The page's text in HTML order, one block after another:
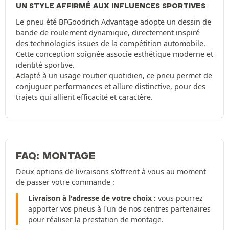
UN STYLE AFFIRMÉ AUX INFLUENCES SPORTIVES
Le pneu été BFGoodrich Advantage adopte un dessin de
bande de roulement dynamique, directement inspiré
des technologies issues de la compétition automobile.
Cette conception soignée associe esthétique moderne et
identité sportive.
Adapté à un usage routier quotidien, ce pneu permet de
conjuguer performances et allure distinctive, pour des
trajets qui allient efficacité et caractère.
FAQ: MONTAGE
Deux options de livraisons s'offrent à vous au moment
de passer votre commande :
Livraison à l'adresse de votre choix : vous pourrez
apporter vos pneus à l'un de nos centres partenaires
pour réaliser la prestation de montage.